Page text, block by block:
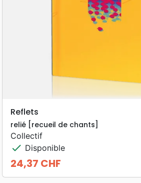
Reflets
relié [recueil de chants]
Collectif
check Disponible
Prix
24,37 CHF